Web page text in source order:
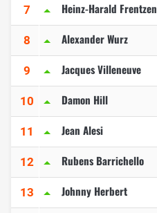
7 Heinz-Harald Frentzen
8 Alexander Wurz
9 Jacques Villeneuve
10 Damon Hill
11 Jean Alesi
12 Rubens Barrichello
13 Johnny Herbert